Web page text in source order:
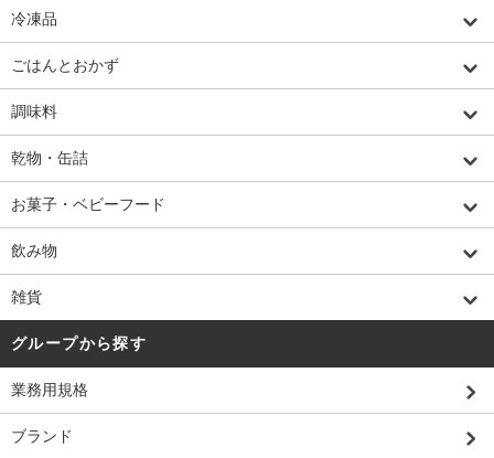
冷凍品
ごはんとおかず
調味料
乾物・缶詰
お菓子・ベビーフード
飲み物
雑貨
グループから探す
業務用規格
ブランド